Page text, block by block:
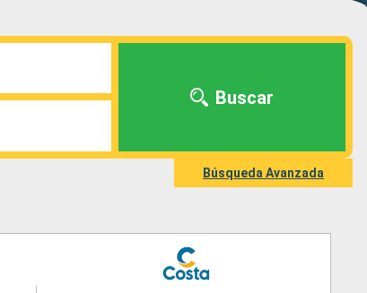
Buscar
Búsqueda Avanzada